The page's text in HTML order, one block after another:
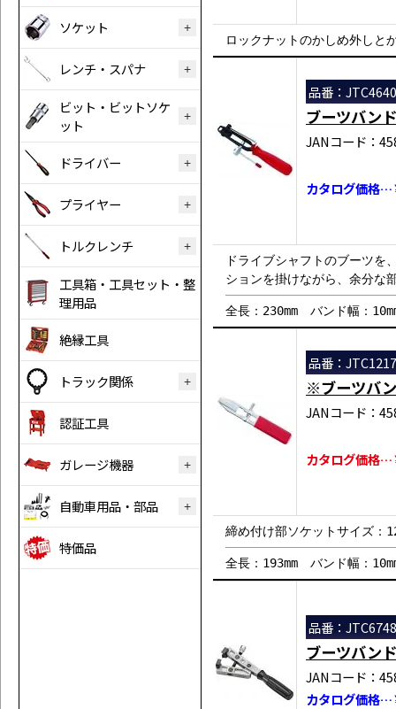
ソケット
レンチ・スパナ
ビット・ビットソケ
ット
ドライバー
プライヤー
トルクレンチ
工具箱・工具セット・整
理用品
絶縁工具
トラック関係
認証工具
ガレージ機器
自動車用品・部品
特価品
ロックナットのかしめ外しと
品番：JTC4640
ブーツバン
JANコード：
カタログ価格…
ドライブシャフトのブーツを
ションを掛けながら、余分な
全長：230mm バンド幅：
品番：JTC1217
※ブーツバ
JANコード：
カタログ価格…
締め付け部ソケットサイズ：
全長：193mm バンド幅：
品番：JTC6748
ブーツバン
JANコード：
カタログ価格